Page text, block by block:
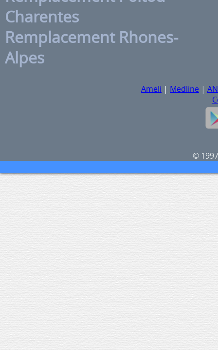
Charentes
Remplacement Rhones-
Alpes
Ameli | Medline |
©